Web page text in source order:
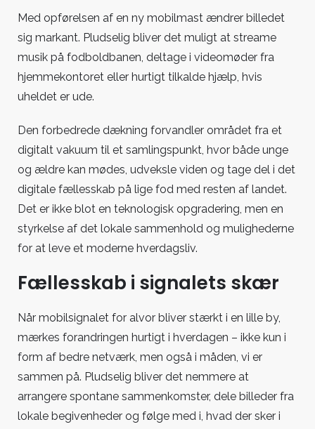
Med opførelsen af en ny mobilmast ændrer billedet
sig markant. Pludselig bliver det muligt at streame
musik på fodboldbanen, deltage i videomøder fra
hjemmekontoret eller hurtigt tilkalde hjælp, hvis
uheldet er ude.
Den forbedrede dækning forvandler området fra et
digitalt vakuum til et samlingspunkt, hvor både unge
og ældre kan mødes, udveksle viden og tage del i det
digitale fællesskab på lige fod med resten af landet.
Det er ikke blot en teknologisk opgradering, men en
styrkelse af det lokale sammenhold og mulighederne
for at leve et moderne hverdagsliv.
Fællesskab i signalets skær
Når mobilsignalet for alvor bliver stærkt i en lille by,
mærkes forandringen hurtigt i hverdagen – ikke kun i
form af bedre netværk, men også i måden, vi er
sammen på. Pludselig bliver det nemmere at
arrangere spontane sammenkomster, dele billeder fra
lokale begivenheder og følge med i, hvad der sker i